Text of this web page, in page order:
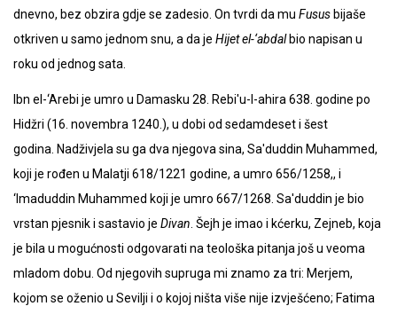
dnevno, bez obzira gdje se zadesio. On tvrdi da mu Fusus bijaše
otkriven u samo jednom snu, a da je Hijet el-‘abdal bio napisan u
roku od jednog sata.
Ibn el-‘Arebi je umro u Damasku 28. Rebi'u-l-ahira 638. godine po
Hidžri (16. novembra 1240.), u dobi od sedamdeset i šest
godina. Nadživjela su ga dva njegova sina, Sa'duddin Muhammed,
koji je rođen u Malatji 618/1221 godine, a umro 656/1258,, i
‘Imaduddin Muhammed koji je umro 667/1268. Sa'duddin je bio
vrstan pjesnik i sastavio je Divan . Šejh je imao i kćerku, Zejneb, koja
je bila u mogućnosti odgovarati na teološka pitanja još u veoma
mladom dobu. Od njegovih supruga mi znamo za tri: Merjem,
kojom se oženio u Sevilji i o kojoj ništa više nije izvješćeno; Fatima